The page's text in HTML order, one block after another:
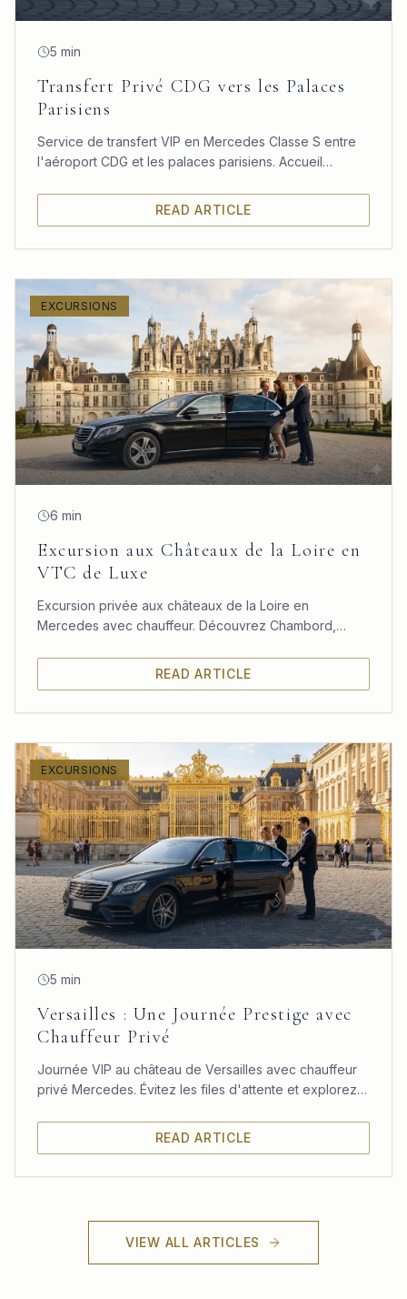
5 min
Transfert Privé CDG vers les Palaces
Parisiens
Service de transfert VIP en Mercedes Classe S entre
l'aéroport CDG et les palaces parisiens. Accueil
READ ARTICLE
EXCURSIONS
6 min
Excursion aux Châteaux de la Loire en
VTC de Luxe
Excursion privée aux châteaux de la Loire en
Mercedes avec chauffeur. Découvrez Chambord,
READ ARTICLE
EXCURSIONS
5 min
Versailles : Une Journée Prestige avec
Chauffeur Privé
Journée VIP au château de Versailles avec chauffeur
privé Mercedes. Évitez les files d'attente et explorez
READ ARTICLE
VIEW ALL ARTICLES